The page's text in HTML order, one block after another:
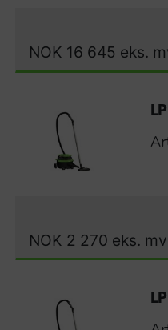
NOK 16 645 eks.
NOK 2 270 eks.